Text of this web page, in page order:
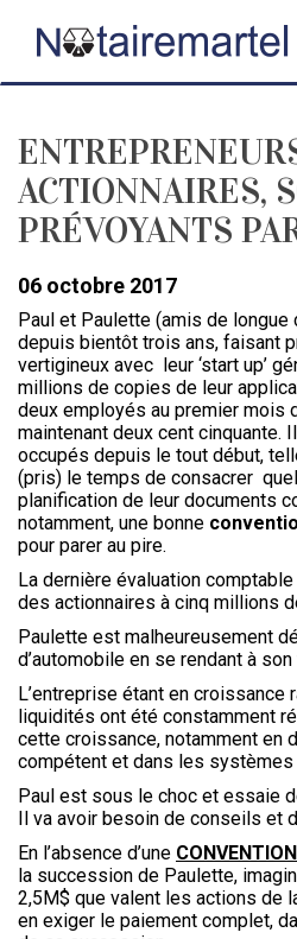
ACTIONNAIRES,
PRÉVOYANTS
06 octobre 2017
Paul et Paulette (amis de
depuis bientôt trois ans, faisant
vertigineux avec leur ‘start up’
millions de copies de leur
deux employés au premier mois
maintenant deux cent cinquante.
occupés depuis le tout début,
(pris) le temps de consacrer
planification de leur documents
notamment, une bonne
pour parer au pire.
La dernière évaluation
des actionnaires à cinq millions
Paulette est malheureusement
d’automobile en se rendant à son
L’entreprise étant en croissance
liquidités ont été constamment
cette croissance, notamment en
compétent et dans les
Paul est sous le choc et essaie
Il va avoir besoin de conseils et
En l’absence d’une
la succession de Paulette,
2,5M$ que valent les actions de
en exiger le paiement complet,